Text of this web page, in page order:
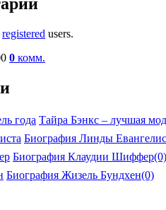
registered users.
0 комм.
Тайра Бэнкс – лучшая
Биография Линды
Биография Клаудии Шиффер(0)
Биография Жизель Бундхен(0)